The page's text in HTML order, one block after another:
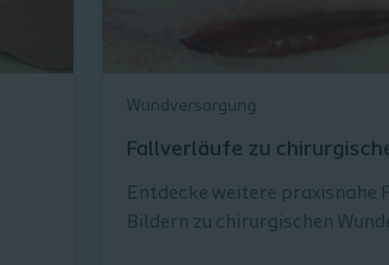
Wundversorgung
Fallverläufe zu
Entdecke weitere praxisnahe
Bildern zu chirurgischen